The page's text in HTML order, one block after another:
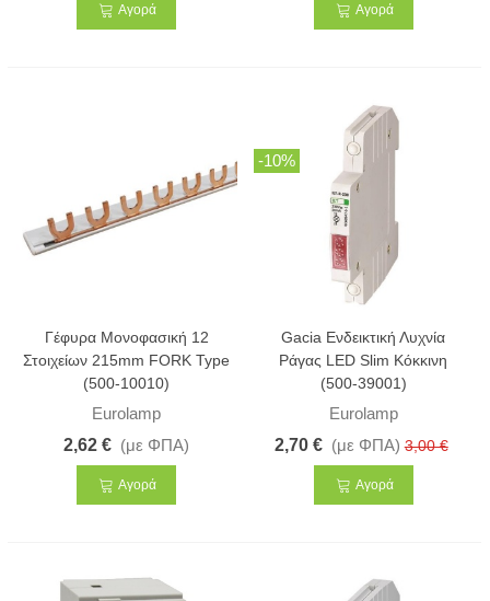
Αγορά Αγορά
Γέφυρα Μονοφασική 12
Στοιχείων 215mm FORK Type
(500-10010)
Eurolamp
2,62 € (με ΦΠΑ)
Αγορά
-10%
Gacia Ενδεικτική Λυχνία
Ράγας LED Slim Κόκκινη
(500-39001)
Eurolamp
2,70 € (με ΦΠΑ) 3,00 €
Αγορά